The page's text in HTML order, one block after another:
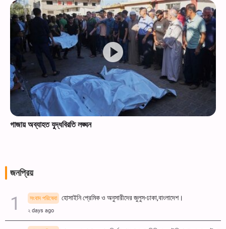
গাজায় অব্যাহত যুদ্ধবিরতি লঙ্ঘন
জনপ্রিয়
সংবাদ পরিষেবা হোসাইনি প্রেমিক ও অনুসারীদের জুলুস-ঢাকা,বাংলাদেশ।
২ days ago